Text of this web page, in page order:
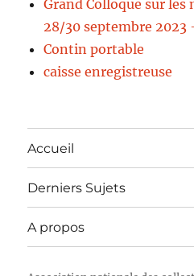
Grand Colloque sur les
28/30 septembre
Contin portable
caisse enregistreuse
Accueil
Derniers Sujets
A propos